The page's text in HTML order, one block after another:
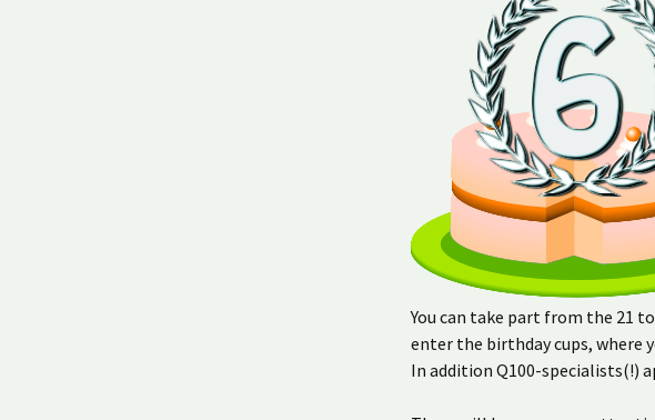
You can take part from the 21
enter the birthday cups, where
In addition Q100-specialists(!)